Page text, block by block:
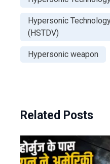
Hypersonic
(HSTDV)
Hypersonic weapon
Related Posts